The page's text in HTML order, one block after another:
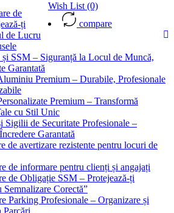
Wish List (0)
compare
de
ți
de Lucru
SSM – Siguranță la Locul de Muncă,
Garantată
Premium – Durabile, Profesionale
Premium – Transformă
cu Stil Unic
Sigilii de Securitate Profesionale –
Garantată
de avertizare rezistente pentru locuri de
de informare pentru clienți și angajați
de Obligație SSM – Protejează-ți
Corectă”
Parking Profesionale – Organizare și
Parcări